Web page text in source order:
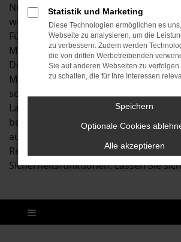
Neuwagen das Wasser reichen
wird dies durch exzellente
Fülle an attraktiven Extras.
Modellgeneration scheint wie
Donauwörth und Umgebung. Dank
Motoren beherrschen Sie im Škoda
sowohl den Stadtverkehr als auch
Landstraße und profitieren zudem
bemessenen Stauraum. Des
auf Fahrten rund um Donauwörth an
Reihe von Extras, Assistenzsystemen
Sicherheitsfunktionen. Lassen Sie
Statistik und Marketing
Diese Technologien ermöglichen es
Webseite zu analysieren, um die
zu verbessern. Zudem werden
die von dritten Werbetreibenden
Sie auf anderen Webseiten zu
zu schalten, die für Ihre Interessen
Speichern
Optionale Cookies
Alle akzeptieren